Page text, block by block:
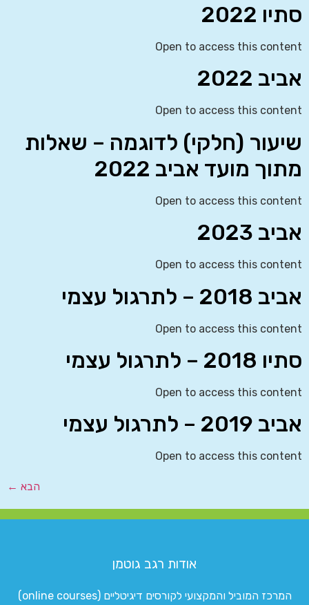
סתיו 2022
Open to access this content
אביב 2022
Open to access this content
שיעור (חלקי) לדוגמה – שאלות
מתוך מועד אביב 2022
Open to access this content
אביב 2023
Open to access this content
אביב 2018 – לתרגול עצמי
Open to access this content
סתיו 2018 – לתרגול עצמי
Open to access this content
אביב 2019 – לתרגול עצמי
Open to access this content
הבא ←
אודות רגב גוטמן
המרכז המוביל והמקצועי לקורסים דיגיטליים (online courses)